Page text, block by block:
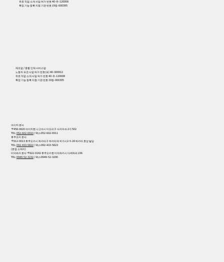
유료 직업 소개 사업 허가 번호 40-유-120008
특정 기능 등록 지원 기관 번호 19등-000395
제조업 / 종합 인재 서비스업
노동자 파견 사업 허가 번호(파) 40-300912
유료 직업 소개 사업 허가 번호 40-유-120008
특정 기능 등록 지원 기관 번호 19등-000395
아이치 본사
〒458-0820 아이치현 나고야시 미도리구 사카마쓰 2가 502
TEL:052-602-6910/ 팩스:052-602-6911
후쿠오카 본사
〒812-0013 후쿠오카시 하카타구 하카타역 히가시2-5-28 하카타 효성 빌딩
TEL:092-433-5822/ 팩스:092-433-5823
(본점 소재지)
미야와카 본사 〒822-0142 후쿠오카현 미야와카시 다케하라 236
TEL:0949-52-3232/ 팩스:0949-52-3290